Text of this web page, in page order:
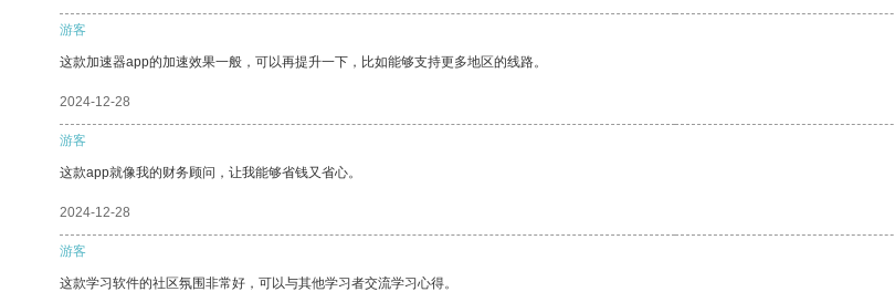
游客
这款加速器app的加速效果一般，可以再提升一下，比如能够支持更多地区的线路。
2024-12-28
游客
这款app就像我的财务顾问，让我能够省钱又省心。
2024-12-28
游客
这款学习软件的社区氛围非常好，可以与其他学习者交流学习心得。